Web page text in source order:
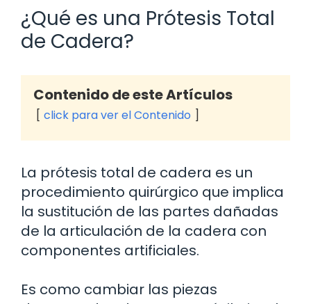
¿Qué es una Prótesis Total
de Cadera?
Contenido de este Artículos
click para ver el Contenido
La prótesis total de cadera es un
procedimiento quirúrgico que implica
la sustitución de las partes dañadas
de la articulación de la cadera con
componentes artificiales.
Es como cambiar las piezas